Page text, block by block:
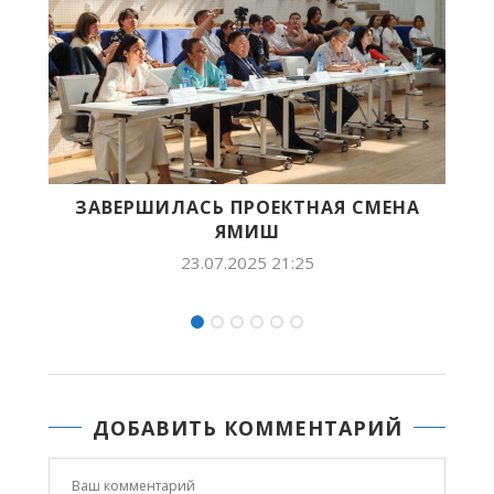
ФЕДОР ПРОТОПОПОВ: «ВОДА – ЦЕННЫЙ
РЕСУРС, КОТОРЫЙ...
23.07.2025 12:28
ДОБАВИТЬ КОММЕНТАРИЙ